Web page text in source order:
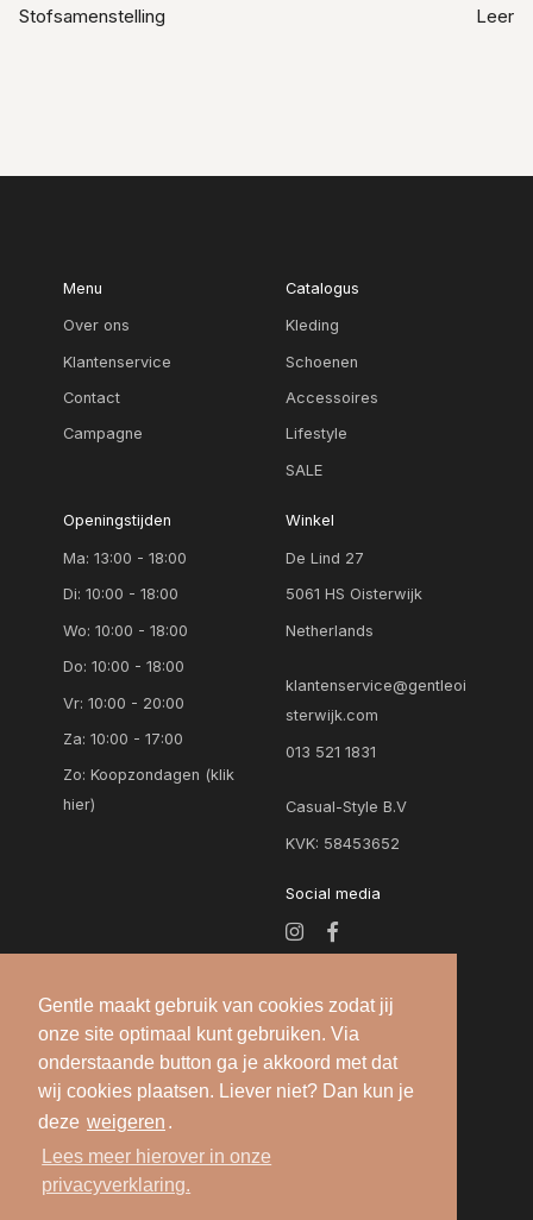
Gentle maakt gebruik van cookies zodat jij
onze site optimaal kunt gebruiken. Via
onderstaande button ga je akkoord met dat
wij cookies plaatsen. Liever niet? Dan kun je
deze weigeren .
Lees meer hierover in onze
privacyverklaring.
Stofsamenstelling Leer
Menu
Over ons
Klantenservice
Contact
Campagne
Catalogus
Kleding
Schoenen
Accessoires
Lifestyle
SALE
Openingstijden
Ma: 13:00 - 18:00
Di: 10:00 - 18:00
Wo: 10:00 - 18:00
Do: 10:00 - 18:00
Vr: 10:00 - 20:00
Za: 10:00 - 17:00
Zo:Koopzondagen (klik
hier)
Winkel
De Lind 27
5061 HS Oisterwijk
Netherlands
klantenservice@gentleoi
sterwijk.com
013 521 1831
Casual-Style B.V
KVK: 58453652
Social media
Alle rechten voorbehouden — 2026 © Gentle
Oisterwijk |Algemene voorwaarden
verklaring